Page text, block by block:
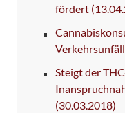
fördert
Steigt der
(30.03.2018)